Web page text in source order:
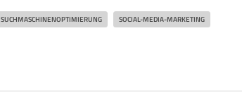
SUCHMASCHINENOPTIMIERUNG SOCIAL-MEDIA-MARKETING